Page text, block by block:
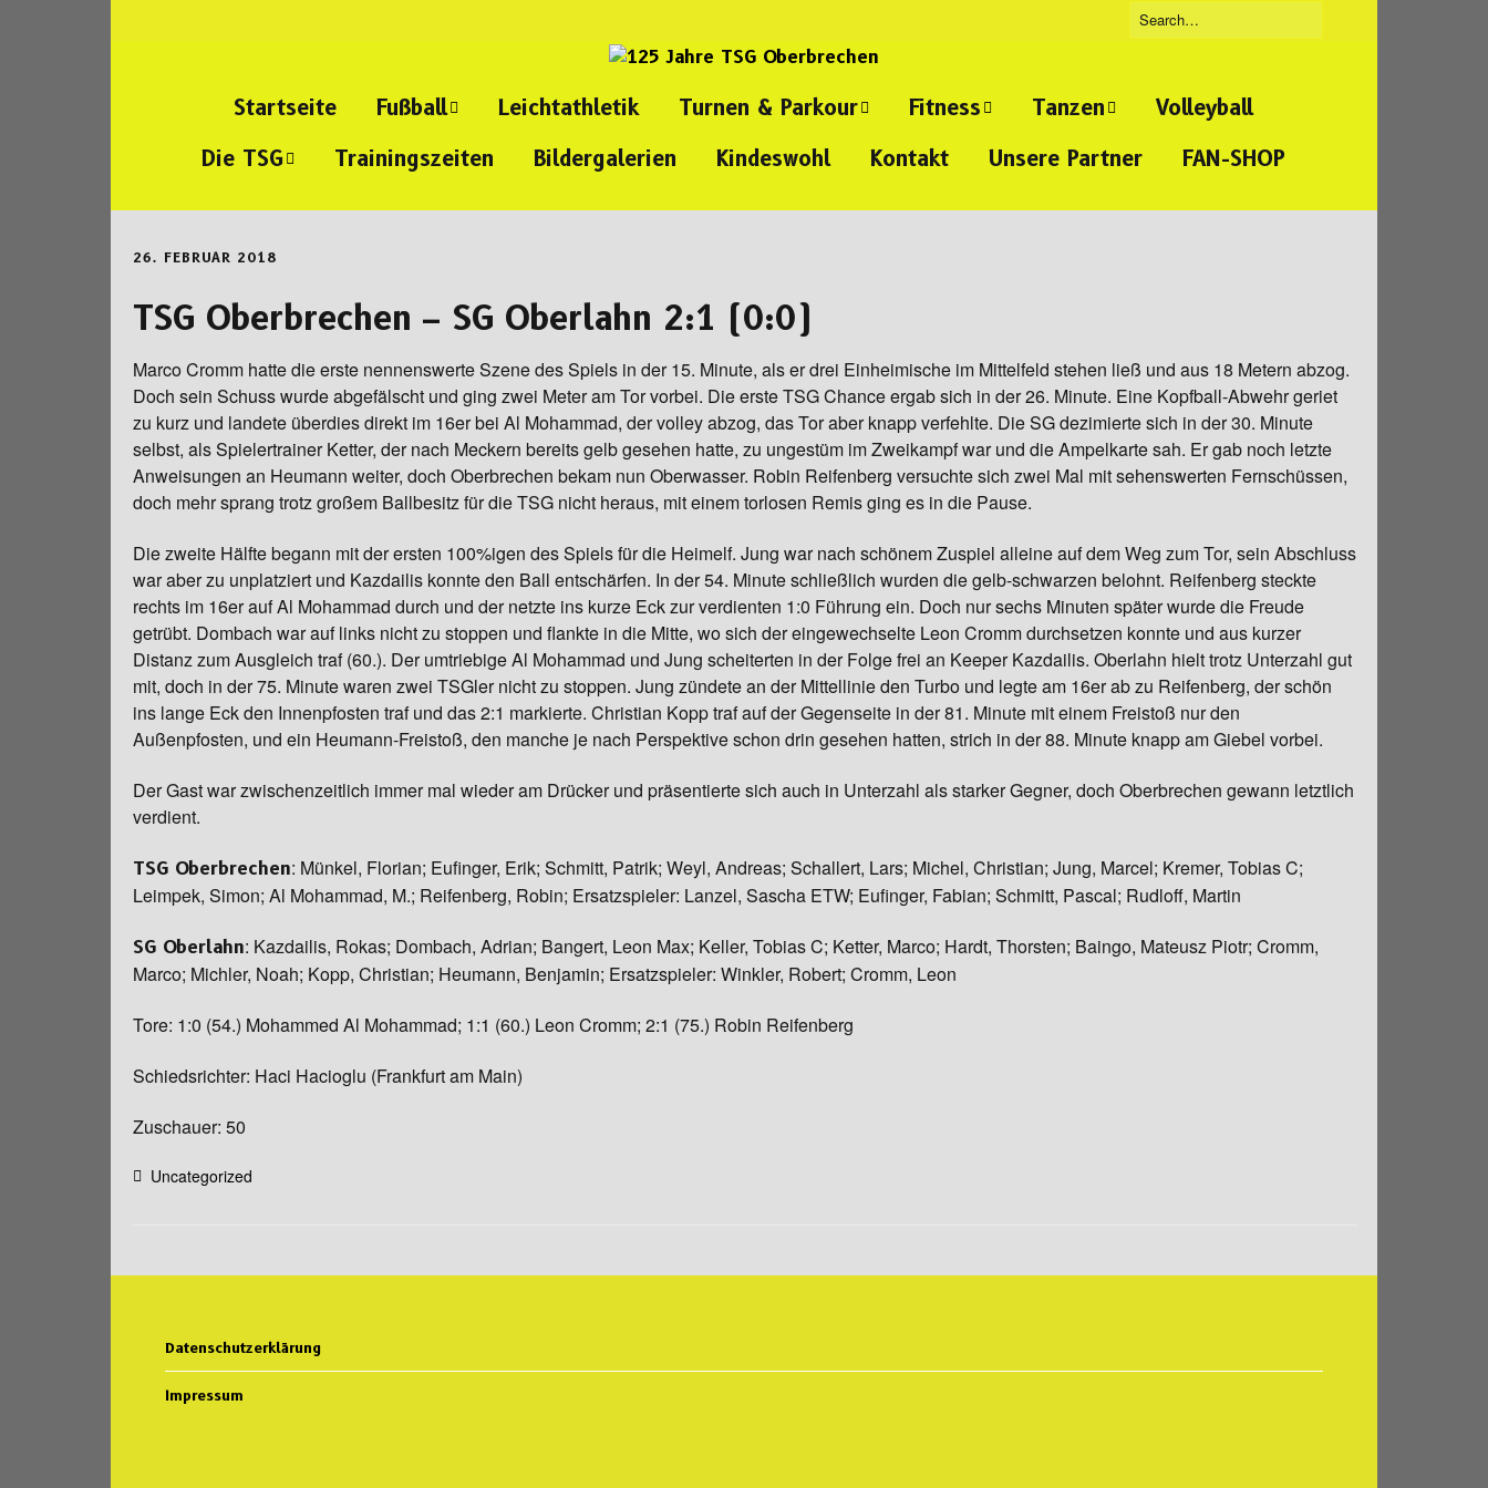
Startseite Fußball
Senioren-Fußball
Leichtathletik Turnen & Parkour
Eltern-Kind-Turnen
Fitness
Kinder-
HIIT
Rücken- und
Ganzkörpertraining
Tanzen
Tanzgruppe
Volleyball
Die TSG
Wir über uns
Jugendleiter
Vereinsheim
Sportanlage
Trainingszeiten Bildergalerien Kindeswohl Kontakt Unsere Partner FAN-SHOP
26. FEBRUAR 2018
TSG Oberbrechen – SG Oberlahn 2:1 (0:0)
Marco Cromm hatte die erste nennenswerte Szene des Spiels in der 15. Minute, als er drei Einheimische im Mittelfeld stehen ließ und aus 18 Metern abzog.
Doch sein Schuss wurde abgefälscht und ging zwei Meter am Tor vorbei. Die erste TSG Chance ergab sich in der 26. Minute. Eine Kopfball-Abwehr geriet
zu kurz und landete überdies direkt im 16er bei Al Mohammad, der volley abzog, das Tor aber knapp verfehlte. Die SG dezimierte sich in der 30. Minute
selbst, als Spielertrainer Ketter, der nach Meckern bereits gelb gesehen hatte, zu ungestüm im Zweikampf war und die Ampelkarte sah. Er gab noch letzte
Anweisungen an Heumann weiter, doch Oberbrechen bekam nun Oberwasser. Robin Reifenberg versuchte sich zwei Mal mit sehenswerten Fernschüssen,
doch mehr sprang trotz großem Ballbesitz für die TSG nicht heraus, mit einem torlosen Remis ging es in die Pause.
Die zweite Hälfte begann mit der ersten 100%igen des Spiels für die Heimelf. Jung war nach schönem Zuspiel alleine auf dem Weg zum Tor, sein Abschluss
war aber zu unplatziert und Kazdailis konnte den Ball entschärfen. In der 54. Minute schließlich wurden die gelb-schwarzen belohnt. Reifenberg steckte
rechts im 16er auf Al Mohammad durch und der netzte ins kurze Eck zur verdienten 1:0 Führung ein. Doch nur sechs Minuten später wurde die Freude
getrübt. Dombach war auf links nicht zu stoppen und flankte in die Mitte, wo sich der eingewechselte Leon Cromm durchsetzen konnte und aus kurzer
Distanz zum Ausgleich traf (60.). Der umtriebige Al Mohammad und Jung scheiterten in der Folge frei an Keeper Kazdailis. Oberlahn hielt trotz Unterzahl gut
mit, doch in der 75. Minute waren zwei TSGler nicht zu stoppen. Jung zündete an der Mittellinie den Turbo und legte am 16er ab zu Reifenberg, der schön
ins lange Eck den Innenpfosten traf und das 2:1 markierte. Christian Kopp traf auf der Gegenseite in der 81. Minute mit einem Freistoß nur den
Außenpfosten, und ein Heumann-Freistoß, den manche je nach Perspektive schon drin gesehen hatten, strich in der 88. Minute knapp am Giebel vorbei.
Der Gast war zwischenzeitlich immer mal wieder am Drücker und präsentierte sich auch in Unterzahl als starker Gegner, doch Oberbrechen gewann letztlich
verdient.
TSG Oberbrechen: Münkel, Florian; Eufinger, Erik; Schmitt, Patrik; Weyl, Andreas; Schallert, Lars; Michel, Christian; Jung, Marcel; Kremer, Tobias C;
Leimpek, Simon; Al Mohammad, M.; Reifenberg, Robin; Ersatzspieler: Lanzel, Sascha ETW; Eufinger, Fabian; Schmitt, Pascal; Rudloff, Martin
SG Oberlahn: Kazdailis, Rokas; Dombach, Adrian; Bangert, Leon Max; Keller, Tobias C; Ketter, Marco; Hardt, Thorsten; Baingo, Mateusz Piotr; Cromm,
Marco; Michler, Noah; Kopp, Christian; Heumann, Benjamin; Ersatzspieler: Winkler, Robert; Cromm, Leon
Tore: 1:0 (54.) Mohammed Al Mohammad; 1:1 (60.) Leon Cromm; 2:1 (75.) Robin Reifenberg
Schiedsrichter: Haci Hacioglu (Frankfurt am Main)
Zuschauer: 50
Uncategorized
Datenschutzerklärung
Impressum